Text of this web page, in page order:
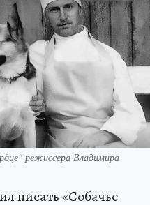
режиссера Владимира
писать «Собачье